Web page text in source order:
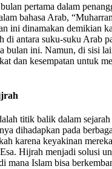
pertama dalam
bahasa Arab,
ini dinamakan demikian
di antara suku-suku Arab
bulan ini. Namun, di sisi
dan kesempatan untuk
titik balik dalam
dihadapkan pada
karena keyakinan
Hijrah menjadi solusi
mana Islam bisa